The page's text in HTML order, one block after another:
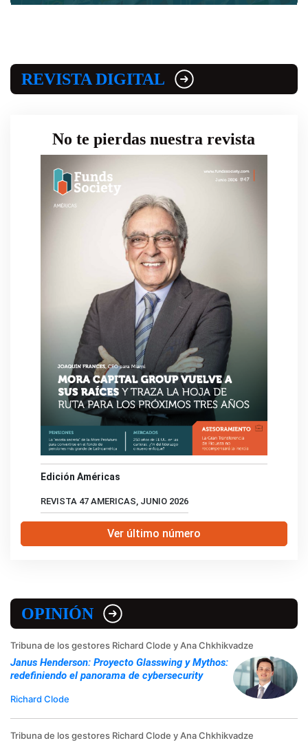
REVISTA DIGITAL
No te pierdas nuestra revista
Edición Américas
REVISTA 47 AMERICAS, JUNIO 2026
Ver último número
OPINIÓN
Tribuna de los gestores Richard Clode y Ana Chkhikvadze
Janus Henderson: Proyecto Glasswing y Mythos:
redefiniendo el panorama de cybersecurity
Richard Clode
Tribuna de los gestores Richard Clode y Ana Chkhikvadze